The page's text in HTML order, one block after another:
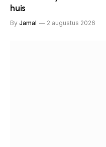
huis
By Jamal 2 augustus 2026